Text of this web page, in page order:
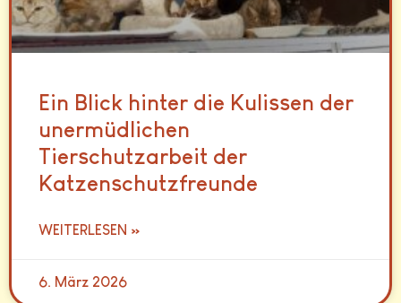
Ein Blick hinter die Kulissen der
unermüdlichen
Tierschutzarbeit der
Katzenschutzfreunde
WEITERLESEN »
6. März 2026